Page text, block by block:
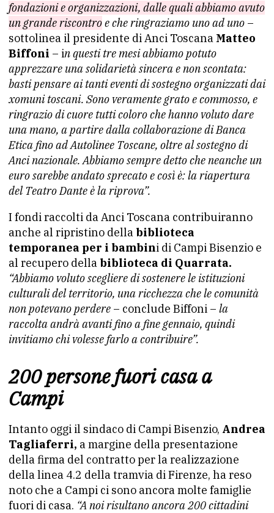
fondazioni e organizzazioni, dalle quali abbiamo avuto
un grande riscontroe che ringraziamo uno ad uno –
sottolinea il presidente di Anci Toscana Matteo
Biffoni – in questi tre mesi abbiamo potuto
apprezzare una solidarietà sincera e non scontata:
basti pensare ai tanti eventi di sostegno organizzati dai
xomuni toscani. Sono veramente grato e commosso, e
ringrazio di cuore tutti coloro che hanno voluto dare
una mano, a partire dalla collaborazione di Banca
Etica fino ad Autolinee Toscane, oltre al sostegno di
Anci nazionale. Abbiamo sempre detto che neanche un
euro sarebbe andato sprecato e così è: la riapertura
del Teatro Dante è la riprova”.
I fondi raccolti da Anci Toscana contribuiranno
anche al ripristino della biblioteca
temporanea per i bambini di Campi Bisenzio e
al recupero della biblioteca di Quarrata.
“Abbiamo voluto scegliere di sostenere le istituzioni
culturali del territorio, una ricchezza che le comunità
non potevano perdere – conclude Biffoni – la
raccolta andrà avanti fino a fine gennaio, quindi
invitiamo chi volesse farlo a contribuire”.
200 persone fuori casa a
Campi
Intanto oggi il sindaco di Campi Bisenzio, Andrea
Tagliaferri, a margine della presentazione
della firma del contratto per la realizzazione
della linea 4.2 della tramvia di Firenze, ha reso
noto che a Campi ci sono ancora molte famiglie
fuori di casa. “A noi risultano ancora 200 cittadini